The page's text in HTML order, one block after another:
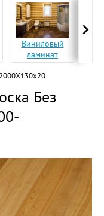
Виниловый
ламинат
Без